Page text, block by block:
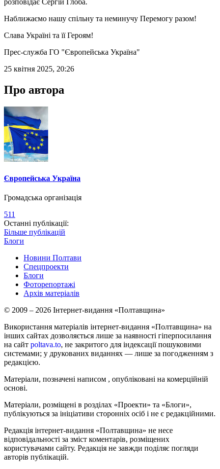
Наближаємо нашу спільну та неминучу Перемогу разом!
Слава Україні та її Героям!
Прес-служба ГО "Європейська Україна"
25 квітня 2025, 20:26
Про автора
Європейська Україна
Громадська організація
511
Останні публікації:
Більше публікацій
Блоги
Новини Полтави
Спецпроекти
Блоги
Фоторепортажі
Архів матеріалів
© 2009 – 2026 Інтернет-видання «Полтавщина»
Використання матеріалів інтернет-видання «Полтавщина» на
інших сайтах дозволяється лише за наявності гіперпосилання
на сайт poltava.to, не закритого для індексації пошуковими
системами; у друкованих виданнях — лише за погодженням з
редакцією.
Матеріали, позначені написом , опубліковані на комерційній
основі.
Матеріали, розміщені в розділах «Проекти» та «Блоги»,
публікуються за ініціативи сторонніх осіб і не є редакційними.
Редакція інтернет-видання «Полтавщина» не несе
відповідальності за зміст коментарів, розміщених
користувачами сайту. Редакція не завжди поділяє погляди
авторів публікацій.